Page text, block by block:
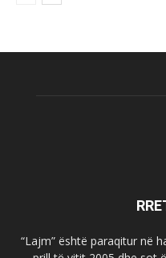
“Lajm” është paraqitur në